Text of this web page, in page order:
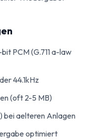
PCM (G.711 a-law
44.1kHz
(oft 2-5 MB)
bei aelteren Anlagen
optimiert